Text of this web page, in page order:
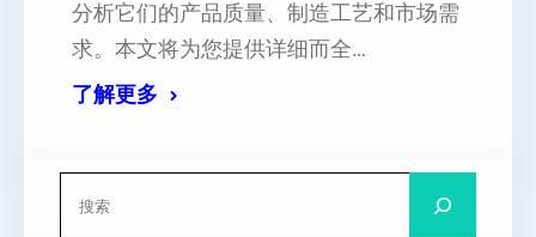
分析它们的产品质量、制造工艺和市场需
求。本文将为您提供详细而全…
了解更多